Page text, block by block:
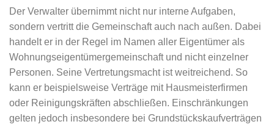
Der Verwalter übernimmt nicht nur interne Aufgaben,
sondern vertritt die Gemeinschaft auch nach außen. Dabei
handelt er in der Regel im Namen aller Eigentümer als
Wohnungseigentümergemeinschaft und nicht einzelner
Personen. Seine Vertretungsmacht ist weitreichend. So
kann er beispielsweise Verträge mit Hausmeisterfirmen
oder Reinigungskräften abschließen. Einschränkungen
gelten jedoch insbesondere bei Grundstückskaufverträgen